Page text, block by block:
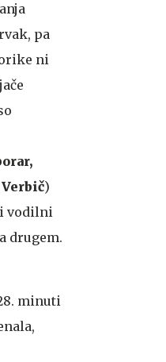
pa
ni
)
vodilni
drugem.
minuti